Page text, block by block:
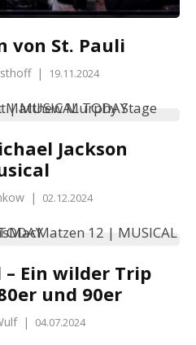
von St. Pauli
| 19.11.2024
Jackson
| 02.12.2024
Ein wilder Trip
und 90er
| 04.07.2024